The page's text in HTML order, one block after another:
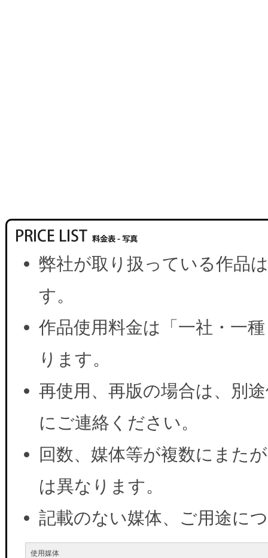
弊社が取り扱っている作品
す。
作品使用料金は「一社・一
ります。
再使用、再版の場合は、別
にご連絡ください。
回数、媒体等が複数にまた
は異なります。
記載のない媒体、ご用途に
使用媒体